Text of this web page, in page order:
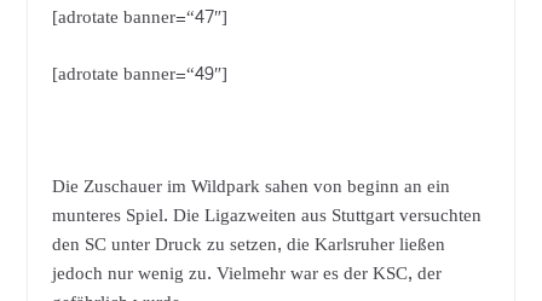
[adrotate banner=“47″]
[adrotate banner=“49″]
Die Zuschauer im Wildpark sahen von beginn an ein
munteres Spiel. Die Ligazweiten aus Stuttgart versuchten
den SC unter Druck zu setzen, die Karlsruher ließen
jedoch nur wenig zu. Vielmehr war es der KSC, der